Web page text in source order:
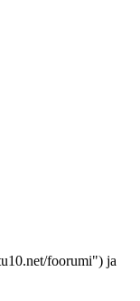
foorumi") ja